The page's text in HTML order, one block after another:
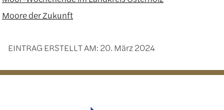
Moore der Zukunft
EINTRAG ERSTELLT AM: 20. März 2024